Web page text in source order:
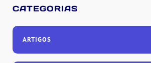
CATEGORIAS
ARTIGOS